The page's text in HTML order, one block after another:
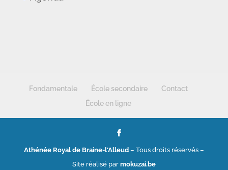
Fondamentale École secondaire
Contact
École en ligne
Athénée Royal de Braine-l'Alleud– Tous droits réservés –
Site réalisé par mokuzai.be